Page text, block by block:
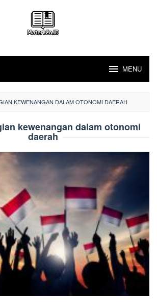
MENU
KEWENANGAN DALAM OTONOMI DAERAH
kewenangan dalam otonomi
daerah